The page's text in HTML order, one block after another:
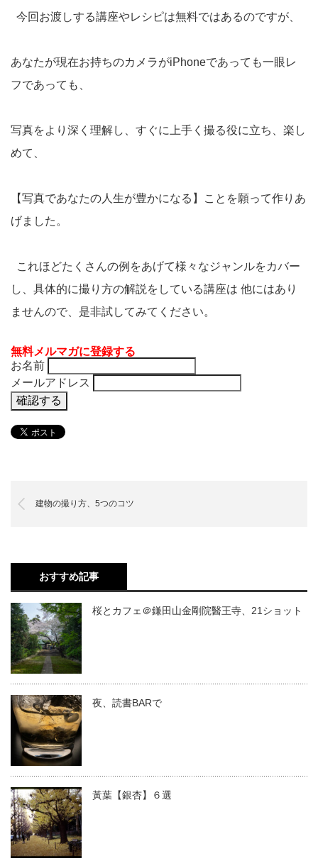
今回お渡しする講座やレシピは無料ではあるのですが、
あなたが現在お持ちのカメラがiPhoneであっても一眼レ
フであっても、
写真をより深く理解し、すぐに上手く撮る役に立ち、楽し
めて、
【写真であなたの人生が豊かになる】ことを願って作りあ
げました。
これほどたくさんの例をあげて様々なジャンルをカバー
し、具体的に撮り方の解説をしている講座は 他にはあり
ませんので、是非試してみてください。
無料メルマガに登録する
お名前
メールアドレス
建物の撮り方、5つのコツ
おすすめ記事
桜とカフェ＠鎌田山金剛院醫王寺、21ショット
夜、読書BARで
黃葉【銀杏】６選